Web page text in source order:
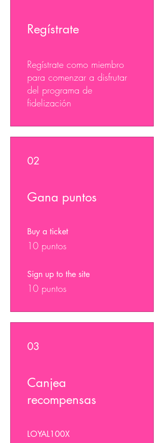
Regístrate
Regístrate como miembro
para comenzar a disfrutar
del programa de
fidelización
02
Gana puntos
Buy a ticket
10 puntos
Sign up to the site
10 puntos
03
Canjea
recompensas
LOYAL100X